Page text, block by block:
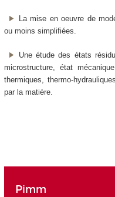
La mise en oeuvre de
ou moins simplifiées.
Une étude des états
microstructure, état
thermiques, thermo-
par la matière.
Pimm